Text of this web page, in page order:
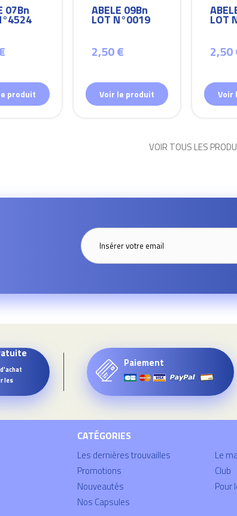
07Bn
produit
ABELE 09Bn
LOT N°0019
2,50 €
Voir le produit
LOT
2,50
Voir
VOIR TOUS LES
les
Paiement
CATÉGORIES
Les dernières trouvailles
Promotions
Nouveautés
Nos Capsules
Le
Club
Pour